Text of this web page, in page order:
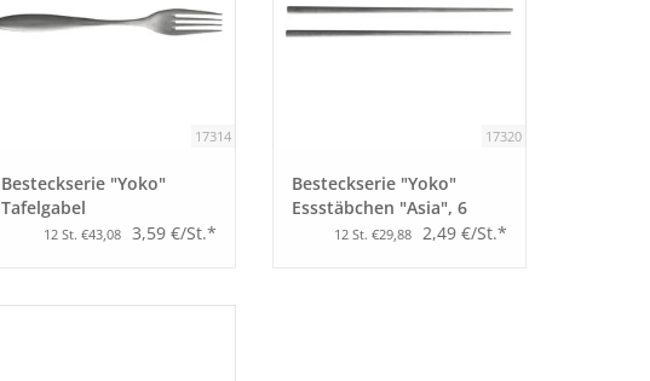
17314
Besteckserie "Yoko"
Tafelgabel
12 St. €43,08 3,59 €/St.*
17320
Besteckserie "Yoko"
Essstäbchen "Asia", 6
12 St. €29,88 2,49 €/St.*